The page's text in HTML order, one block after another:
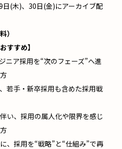
(木)、30日(金)にアーカイブ配
）
すすめ】
ニア採用を“次のフェーズ”へ進
若手・新卒採用も含めた採用戦
い、採用の属人化や限界を感じ
、採用を“戦略”と“仕組み”で再